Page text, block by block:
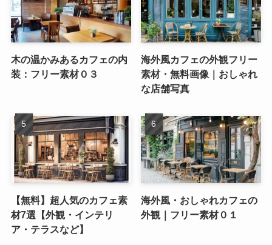
木の温かみあるカフェの内
装：フリー素材０３
海外風カフェの外観フリー
素材・無料画像｜おしゃれ
な店舗写真
【無料】超人気のカフェ素
材7選【外観・インテリ
ア・テラスなど】
海外風・おしゃれカフェの
外観｜フリー素材０１